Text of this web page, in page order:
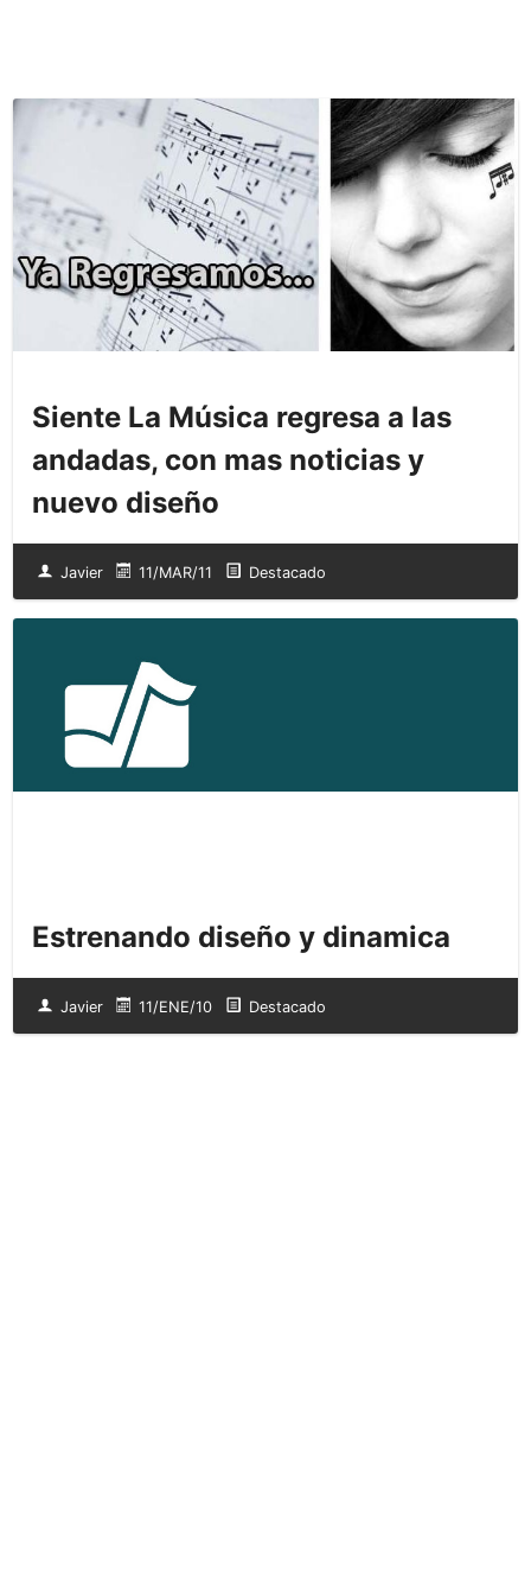
Siente La Música regresa a las
andadas, con mas noticias y
nuevo diseño
Javier 11/MAR/11 Destacado
Estrenando diseño y dinamica
Javier 11/ENE/10 Destacado